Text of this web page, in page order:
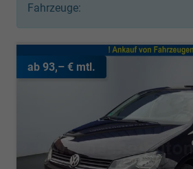
Fahrzeuge:
ab 93,– € mtl.